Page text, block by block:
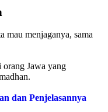
mau menjaganya, sama
orang Jawa yang
dan Penjelasannya